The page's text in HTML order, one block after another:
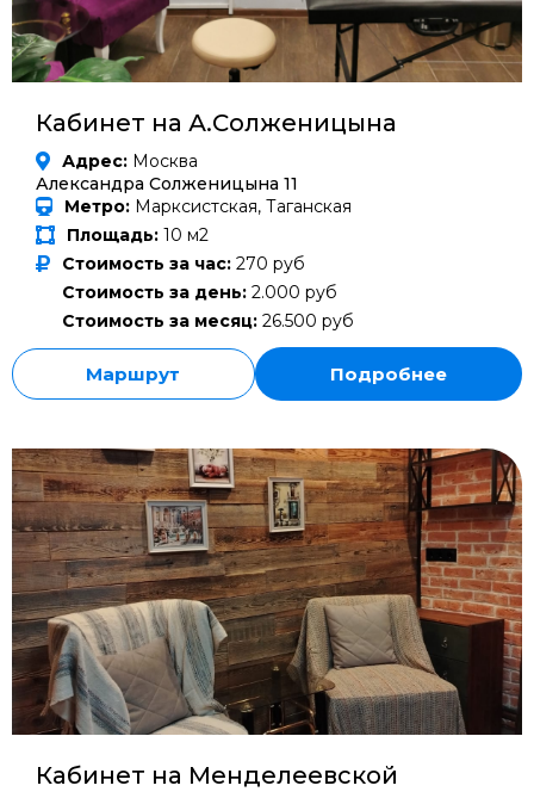
Кабинет на А.Солженицына
Адрес: Москва
Александра Солженицына 11
Метро: Марксистская, Таганская
Площадь: 10 м2
Стоимость за час: 270 руб
Стоимость за день: 2.000 руб
Стоимость за месяц: 26.500 руб
Маршрут Подробнее
Кабинет на Менделеевской